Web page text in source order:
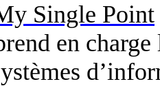
Single Point
en charge